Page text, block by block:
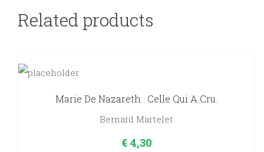
quantity
Related products
Marie De Nazareth : Celle Qui A Cru.
Bernard Martelet
€4,30